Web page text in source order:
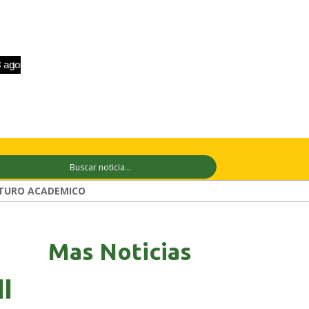
ACADEMICO
Mas Noticias